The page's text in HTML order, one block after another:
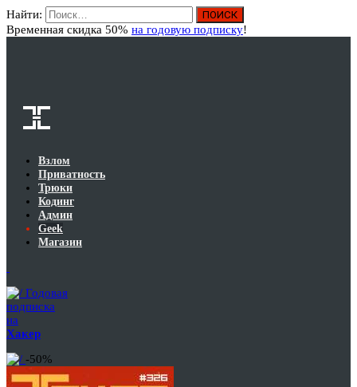
Найти:
Временная скидка 50% на годовую подписку!
Взлом
Приватность
Трюки
Кодинг
Админ
Geek
Магазин
Годовая
подписка
на
Хакер
-50%